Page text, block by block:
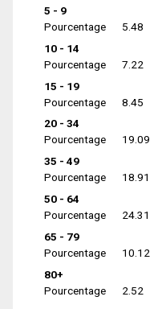
5 - 9
Pourcentage
5.48
10 - 14
Pourcentage
7.22
15 - 19
Pourcentage
8.45
20 - 34
Pourcentage
19.09
35 - 49
Pourcentage
18.91
50 - 64
Pourcentage
24.31
65 - 79
Pourcentage
10.12
80+
Pourcentage
2.52